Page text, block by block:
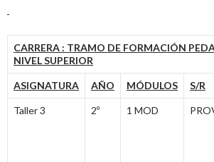
CARRERA : TRAMO DE FORMACIÓN
NIVEL SUPERIOR
ASIGNATURA AÑO MÓDULOS S/R
Taller 3 2º 1 MOD